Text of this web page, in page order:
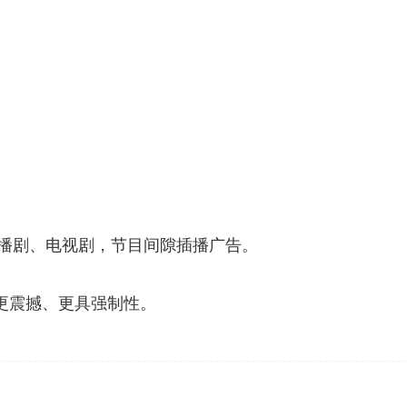
、电视剧，节目间隙插播广告。
撼、更具强制性。